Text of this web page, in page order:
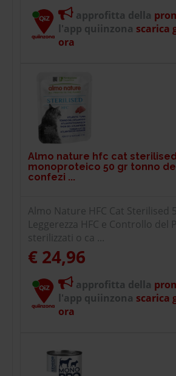
approfitta della
l'app quiinzona scarica
ora
Almo nature hfc cat sterilised
monoproteico 50 gr tonno
confezi ...
Almo Nature HFC Cat Sterilised
Leggerezza HFC e Controllo del
sterilizzati o ca ...
€ 24,96
approfitta della
l'app quiinzona scarica
ora